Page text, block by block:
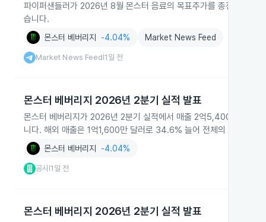
파이퍼샌들러가 2026년 8월 몬스터 음료의 목표주가를 종전 94달
습니다.
몬스터 베버리지 -4.04% Market News Feed
Market News Feed |1일 전
몬스터 베버리지 2026년 2분기 실적 발표
몬스터 베버리지가 2026년 2분기 실적에서 매출 2억5,400만 달러,
니다. 해외 매출은 1억1,600만 달러로 34.6% 늘어 전체의 46%를
몬스터 베버리지 -4.04%
공시 |1일 전
몬스터 베버리지 2026년 2분기 실적 발표